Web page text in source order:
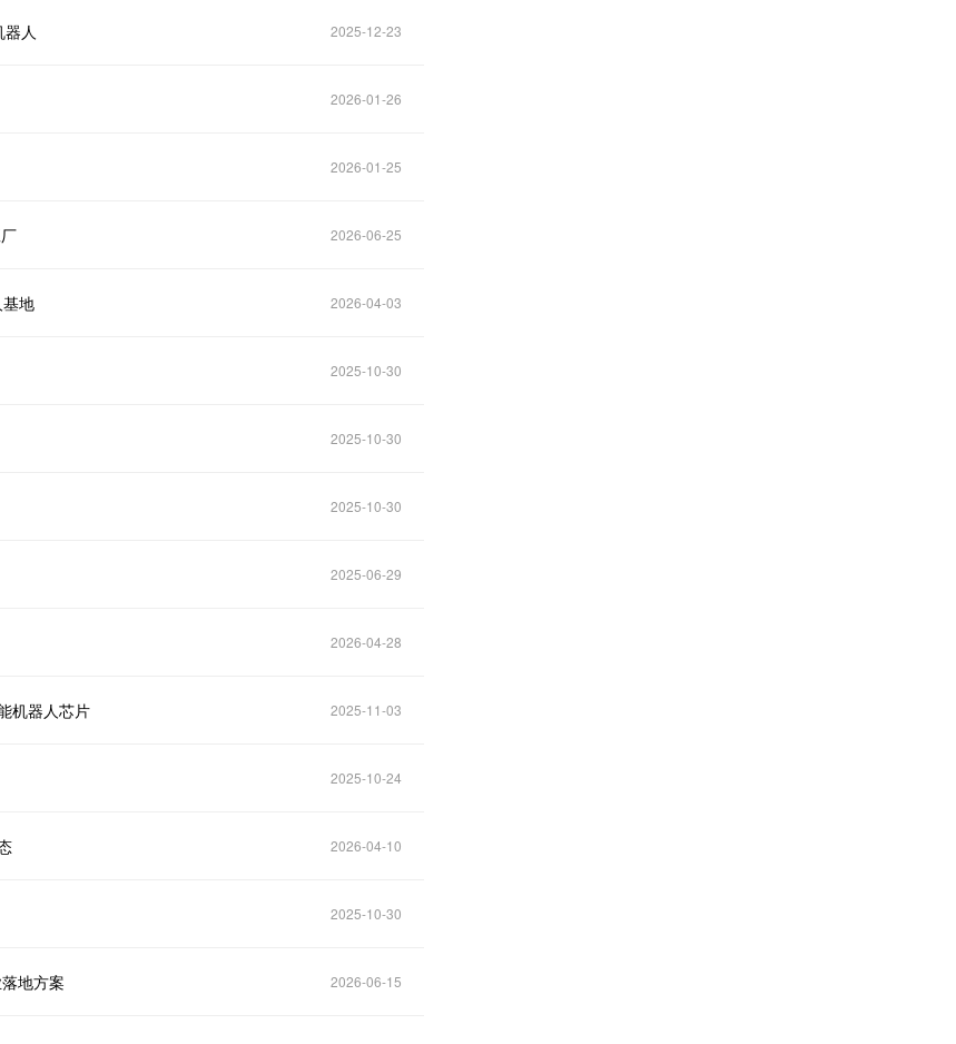
人 2025-12-23
2026-01-26
2026-01-25
2026-06-25
地 2026-04-03
2025-10-30
2025-10-30
2025-10-30
2025-06-29
2026-04-28
机器人芯片 2025-11-03
2025-10-24
2026-04-10
2025-10-30
地方案 2026-06-15